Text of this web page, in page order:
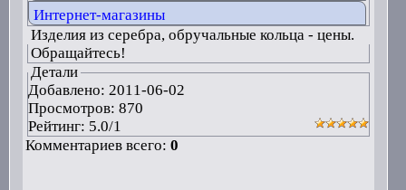
Интернет-магазины
Изделия из серебра, обручальные кольца - цены.
Обращайтесь!
Детали
Добавлено: 2011-06-02
Просмотров: 870
Рейтинг: 5.0/1
Комментариев всего: 0